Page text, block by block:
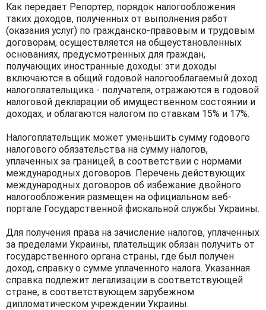
Как передает Репортер, порядок налогообложения
таких доходов, полученных от выполнения работ
(оказания услуг) по гражданско-правовым и трудовым
договорам, осуществляется на общеустановленных
основаниях, предусмотренных для граждан,
получающих иностранные доходы: эти доходы
включаются в общий годовой налогооблагаемый доход
налогоплательщика - получателя, отражаются в годовой
налоговой декларации об имущественном состоянии и
доходах, и облагаются налогом по ставкам 15% и 17%.
Налогоплательщик может уменьшить сумму годового
налогового обязательства на сумму налогов,
уплаченных за границей, в соответствии с нормами
международных договоров. Перечень действующих
международных договоров об избежание двойного
налогообложения размещен на официальном веб-
портале Государственной фискальной службы Украины.
Для получения права на зачисление налогов, уплаченных
за пределами Украины, плательщик обязан получить от
государственного органа страны, где был получен
доход, справку о сумме уплаченного налога. Указанная
справка подлежит легализации в соответствующей
стране, в соответствующем зарубежном
дипломатическом учреждении Украины.